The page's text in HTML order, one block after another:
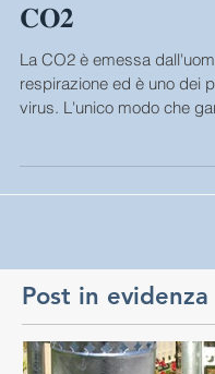
𝐂𝐎𝟐
La CO2 è emessa
respirazione ed è uno dei
virus. L'unico modo che
Post in evidenza